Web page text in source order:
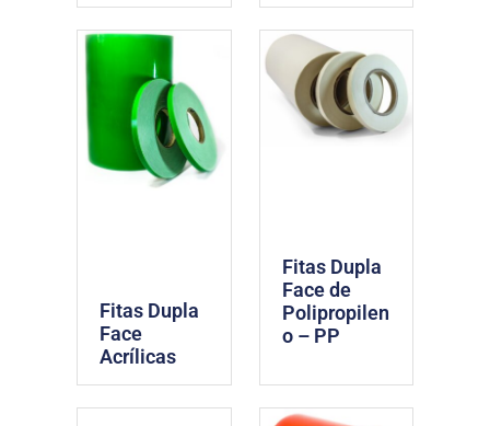
Fitas Dupla
Face
Acrílicas
Fitas Dupla
Face de
Polipropilen
o – PP